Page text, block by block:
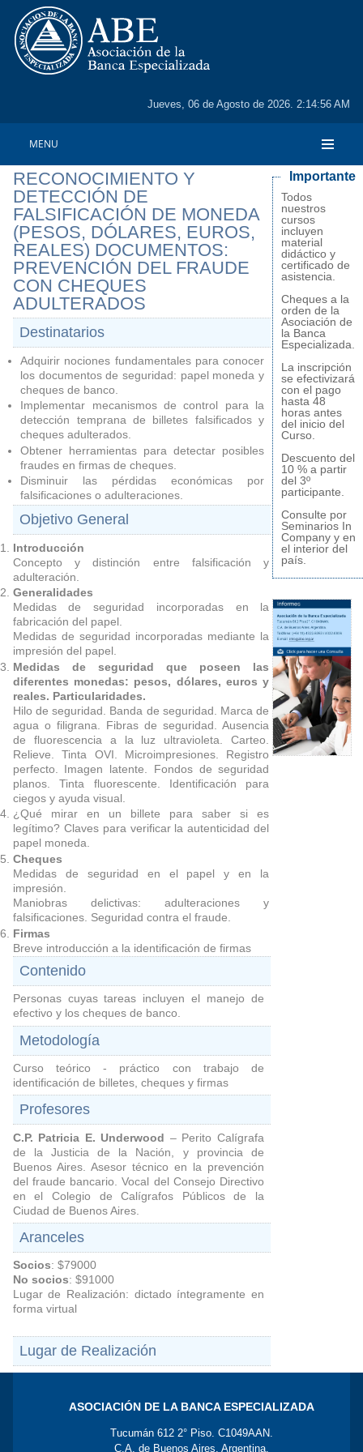
Jueves, 06 de Agosto de 2026. 2:14:56 AM
MENU
RECONOCIMIENTO Y
DETECCIÓN DE
FALSIFICACIÓN DE MONEDA
(PESOS, DÓLARES, EUROS,
REALES) DOCUMENTOS:
PREVENCIÓN DEL FRAUDE
CON CHEQUES
ADULTERADOS
Destinatarios
Adquirir nociones fundamentales para conocer
los documentos de seguridad: papel moneda y
cheques de banco.
Implementar mecanismos de control para la
detección temprana de billetes falsificados y
cheques adulterados.
Obtener herramientas para detectar posibles
fraudes en firmas de cheques.
Disminuir las pérdidas económicas por
falsificaciones o adulteraciones.
Objetivo General
Introducción
Concepto y distinción entre falsificación y
adulteración.
Generalidades
Medidas de seguridad incorporadas en la
fabricación del papel.
Medidas de seguridad incorporadas mediante la
impresión del papel.
Medidas de seguridad que poseen las
diferentes monedas: pesos, dólares, euros y
reales. Particularidades.
Hilo de seguridad. Banda de seguridad. Marca de
agua o filigrana. Fibras de seguridad. Ausencia
de fluorescencia a la luz ultravioleta. Carteo.
Relieve. Tinta OVI. Microimpresiones. Registro
perfecto. Imagen latente. Fondos de seguridad
planos. Tinta fluorescente. Identificación para
ciegos y ayuda visual.
¿Qué mirar en un billete para saber si es
legítimo? Claves para verificar la autenticidad del
papel moneda.
Cheques
Medidas de seguridad en el papel y en la
impresión.
Maniobras delictivas: adulteraciones y
falsificaciones. Seguridad contra el fraude.
Firmas
Breve introducción a la identificación de firmas
Contenido
Personas cuyas tareas incluyen el manejo de
efectivo y los cheques de banco.
Metodología
Curso teórico - práctico con trabajo de
identificación de billetes, cheques y firmas
Profesores
C.P. Patricia E. Underwood – Perito Calígrafa
de la Justicia de la Nación, y provincia de
Buenos Aires. Asesor técnico en la prevención
del fraude bancario. Vocal del Consejo Directivo
en el Colegio de Calígrafos Públicos de la
Ciudad de Buenos Aires.
Aranceles
Socios: $79000
No socios: $91000
Lugar de Realización: dictado íntegramente en
forma virtual
Lugar de Realización
Importante
Todos
nuestros
cursos
incluyen
material
didáctico y
certificado de
asistencia.
Cheques a la
orden de la
Asociación de
la Banca
Especializada.
La inscripción
se efectivizará
con el pago
hasta 48
horas antes
del inicio del
Curso.
Descuento del
10 % a partir
del 3º
participante.
Consulte por
Seminarios In
Company y en
el interior del
país.
ASOCIACIÓN DE LA BANCA ESPECIALIZADA
Tucumán 612 2° Piso. C1049AAN.
C.A. de Buenos Aires. Argentina.